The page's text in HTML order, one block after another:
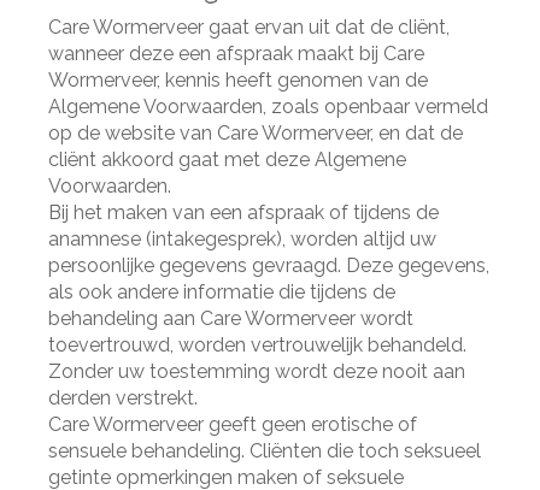
Care Wormerveer gaat ervan uit dat de cliënt,
wanneer deze een afspraak maakt bij Care
Wormerveer, kennis heeft genomen van de
Algemene Voorwaarden, zoals openbaar vermeld
op de website van Care Wormerveer, en dat de
cliënt akkoord gaat met deze Algemene
Voorwaarden.
Bij het maken van een afspraak of tijdens de
anamnese (intakegesprek), worden altijd uw
persoonlijke gegevens gevraagd. Deze gegevens,
als ook andere informatie die tijdens de
behandeling aan Care Wormerveer wordt
toevertrouwd, worden vertrouwelijk behandeld.
Zonder uw toestemming wordt deze nooit aan
derden verstrekt.
Care Wormerveer geeft geen erotische of
sensuele behandeling. Cliënten die toch seksueel
getinte opmerkingen maken of seksuele